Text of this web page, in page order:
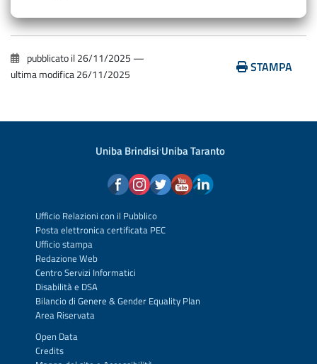
pubblicato il26/11/2025 —
ultima modifica26/11/2025 STAMPA
Uniba Brindisi·Uniba Taranto
Ufficio Relazioni con il Pubblico
Posta elettronica certificata PEC
Ufficio stampa
Redazione Web
Centro Servizi Informatici
Disabilità e DSA
Bilancio di Genere & Gender Equality Plan
Area Riservata
Open Data
Credits